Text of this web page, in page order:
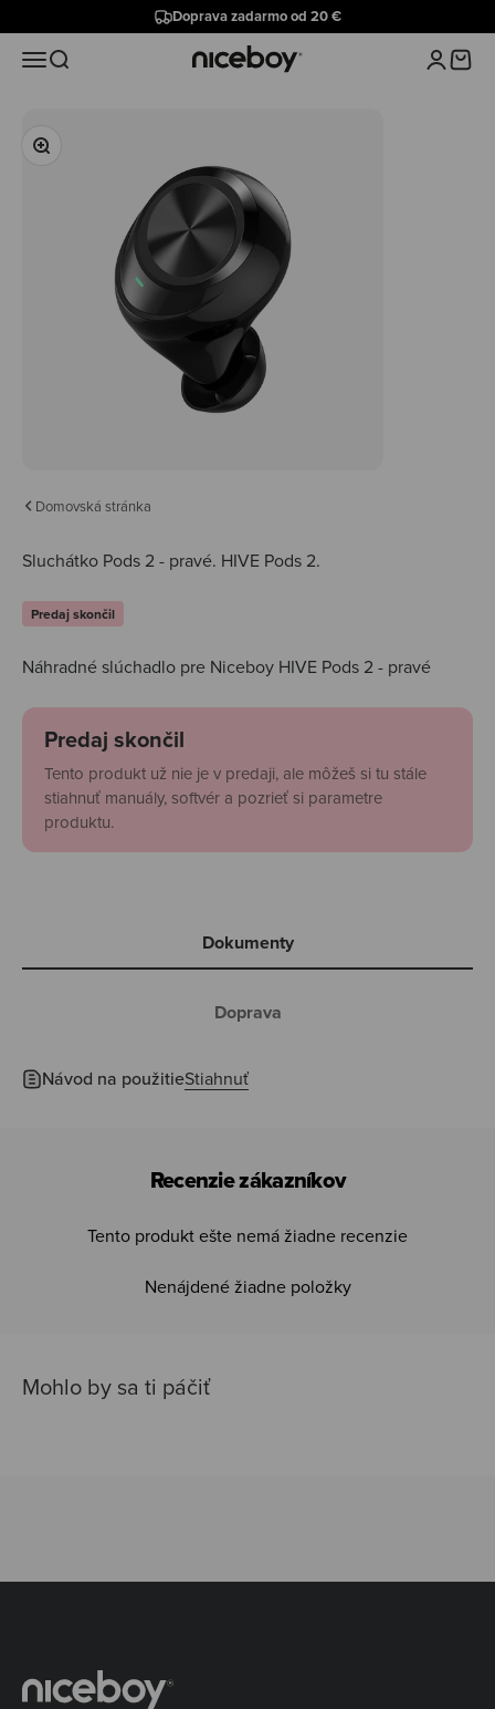
Doprava zadarmo od 20 €
MenuHľadať Niceboy Prihlásiť
Košík
Priblížiť
Domovská stránka
Sluchátko Pods 2 - pravé. HIVE Pods 2.
Predaj skončil
Náhradné slúchadlo pre Niceboy HIVE Pods 2 - pravé
Predaj skončil
Tento produkt už nie je v predaji, ale môžeš si tu stále
stiahnuť manuály, softvér a pozrieť si parametre
produktu.
Dokumenty
Návod na použitieStiahnuť
Doprava
Recenzie zákazníkov
Tento produkt ešte nemá žiadne recenzie
Nenájdené žiadne položky